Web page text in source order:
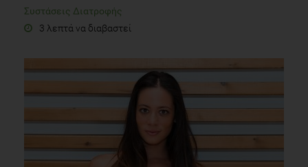
Συστάσεις Διατροφής
3 λεπτά να διαβαστεί